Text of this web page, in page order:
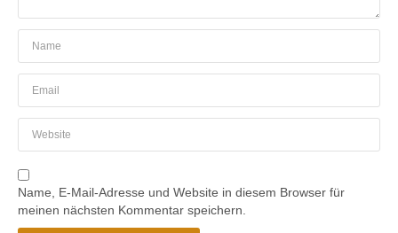
Name, E-Mail-Adresse und Website in diesem Browser für
meinen nächsten Kommentar speichern.